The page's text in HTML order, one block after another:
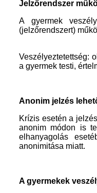
Jelzőrendszer
A gyermek
(jelzőrendszert)
Veszélyeztetettség:
a gyermek testi,
Anonim jelzés
Krízis esetén a
anonim módon is
elhanyagolás
anonimitása miatt.
A gyermekek